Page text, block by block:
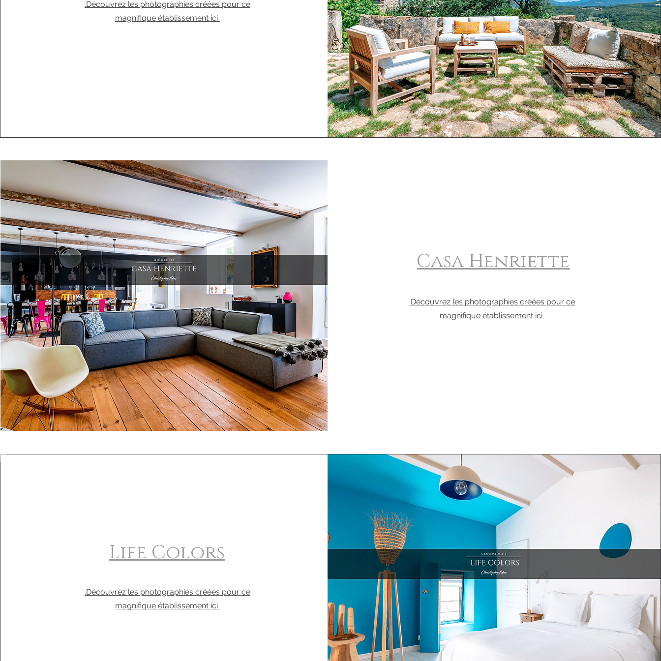
.Découvrez les photographies créées pour ce
magnifique établissement ici
Casa Henriette
.Découvrez les photographies créées pour ce
magnifique établissement ici
Life Colors
.Découvrez les photographies créées pour ce
magnifique établissement ici